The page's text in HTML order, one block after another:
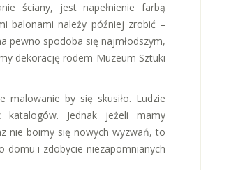
ściany, jest napełnienie farbą
balonami należy później zrobić –
pewno spodoba się najmłodszym,
dekorację rodem Muzeum Sztuki
by się skusiło. Ludzie
Jednak jeżeli mamy
nie boimy się nowych wyzwań, to
domu i zdobycie niezapomnianych